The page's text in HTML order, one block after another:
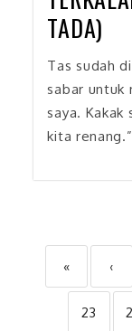
TADA)
Tas sudah
sabar untuk
saya. Kakak
kita
« ‹
23